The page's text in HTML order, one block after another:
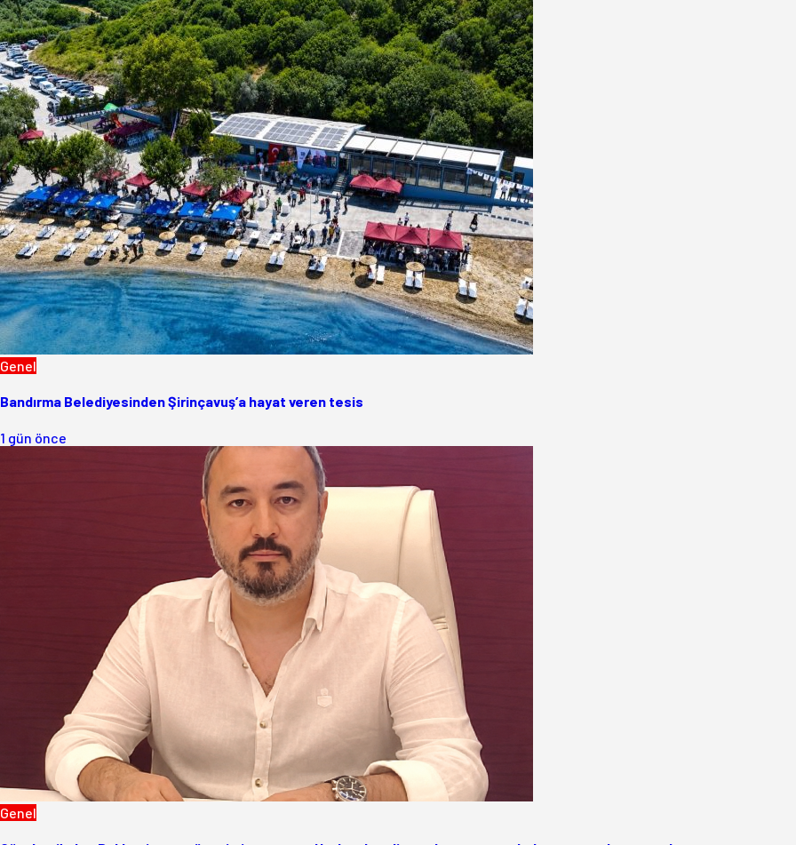
Genel
Bandırma Belediyesinden Şirinçavuş’a hayat veren tesis
1 gün önce
Genel